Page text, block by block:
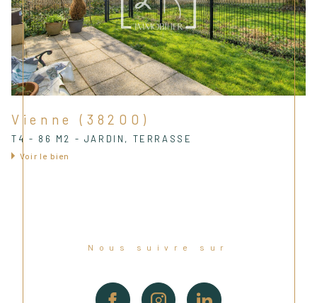
Vienne (38200)
T4 - 86 M2 - JARDIN, TERRASSE
Voir le bien
Nous suivre sur